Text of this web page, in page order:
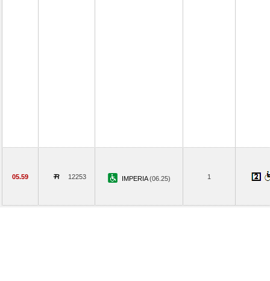
05.59 12253 IMPERIA(06.25) 1